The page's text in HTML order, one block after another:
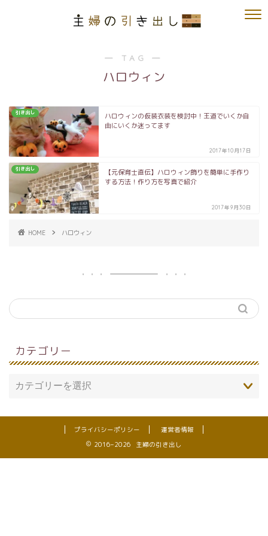
― TAG ―
ハロウィン
引き出し
ハロウィンの仮装衣装を検討中！王道でいくか自
由にいくか迷ってます
2017年10月17日
引き出し
【元保育士直伝】ハロウィン飾りを簡単に手作り
する方法！作り方を写真で紹介
2017年9月30日
HOME ハロウィン
カテゴリー
プライバシーポリシー
運営者情報
2016–2026 主婦の引き出し